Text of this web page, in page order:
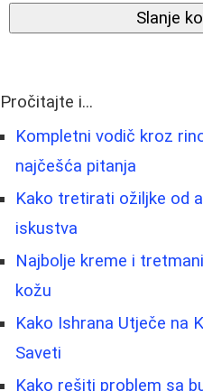
Slanje
Pročitajte i...
Kompletni vodič kroz
najčešća pitanja
Kako tretirati ožiljke od
iskustva
Najbolje kreme i
kožu
Kako Ishrana Utječe na
Saveti
Kako rešiti problem sa